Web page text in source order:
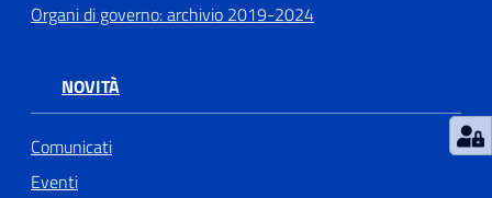
Organi di governo: archivio 2019-2024
NOVITÀ
Comunicati
Eventi